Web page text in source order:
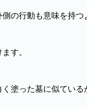
の行動も意味を持つ
す。
塗った墓に似てい